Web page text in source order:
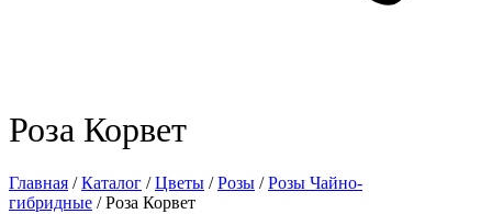
Роза Корвет
Главная /Каталог /Цветы /Розы /Розы Чайно-
гибридные / Роза Корвет